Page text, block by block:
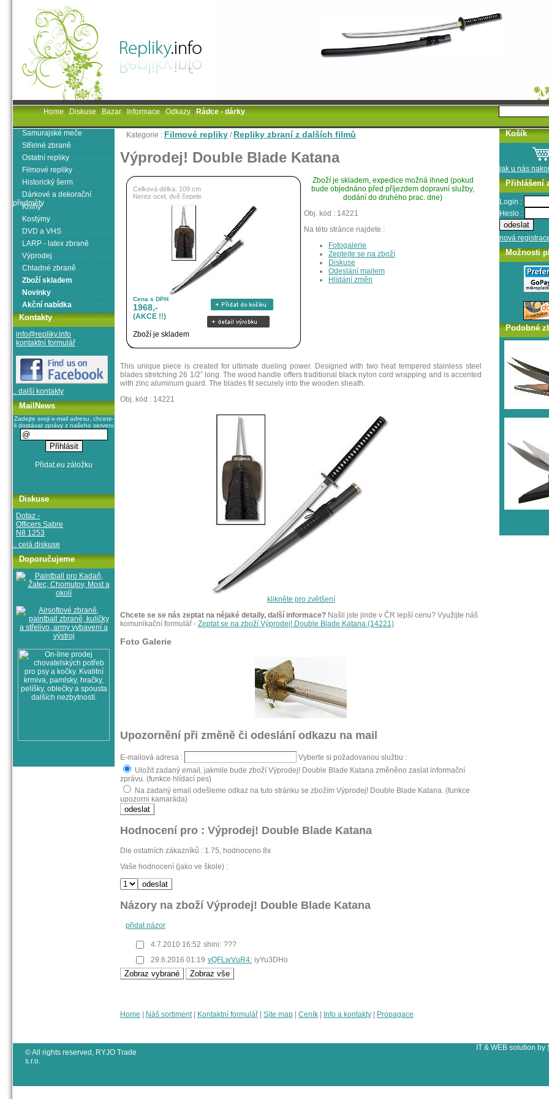
Kategorie : Filmové repliky / Repliky zbraní z dalších filmů
Výprodej! Double Blade Katana
Celková délka: 109 cm
Nerez ocel, dvě čepele
Cena s DPH
1968,-
(AKCE !!)
Zboží je skladem
Zboží je skladem, expedice možná ihned (pokud
bude objednáno před příjezdem dopravní služby,
dodání do druhého prac. dne)
Obj. kód : 14221
Na této stránce najdete :
Fotogalerie
Zeptejte se na zboží
Diskuse
Odeslání mailem
Hlídání změn
This unique piece is created for ultimate dueling power. Designed with two heat tempered stainless steel
blades stretching 26 1/2” long. The wood handle offers traditional black nylon cord wrapping and is accented
with zinc aluminum guard. The blades fit securely into the wooden sheath.
Obj. kód : 14221
klikněte pro zvětšení
Chcete se se nás zeptat na nějaké detaily, další informace? Našli jste jinde v ČR lepší cenu? Využijte náš
komunikační formulář - Zeptat se na zboží Výprodej! Double Blade Katana (14221)
Foto Galerie
Upozornění při změně či odeslání odkazu na mail
E-mailová adresa :
Vyberte si požadovanou službu :
Uložit zadaný email, jakmile bude zboží Výprodej! Double Blade Katana změněno zaslat informační
zprávu. (funkce hlídací pes)
Na zadaný email odešleme odkaz na tuto stránku se zbožím Výprodej! Double Blade Katana. (funkce
upozorni kamaráda)
Hodnocení pro : Výprodej! Double Blade Katana
Dle ostatních zákazníků : 1.75, hodnoceno 8x
Vaše hodnocení (jako ve škole) :
Názory na zboží Výprodej! Double Blade Katana
přidat názor
4.7.2010 16:52 shini: ???
29.6.2016 01:19 vQFLwVuR4: iyYu3DHo
Home | Náš sortiment| Kontaktní formulář | Site map | Ceník | Info a kontakty | Propagace
Samurajské meče
Střelné zbraně
Ostatní repliky
Filmové repliky
Historický šerm
Dárkové a dekorační
předměty
Knihy
Kostýmy
DVD a VHS
LARP - latex zbraně
Výprodej
Chladné zbraně
Zboží skladem
Novinky
Akční nabídka
Kontakty
info@repliky.info
kontaktní formulář
.. další kontakty
MailNews
Zadejte svoji e-mail adresu, chcete-
li dostávat zprávy z našeho serveru
Diskuse
Dotaz -
Officers Sabre
N8 1253
.. celá diskuse
Doporučujeme
Košík
jak u nás
Přihlášení
Login :
Heslo :
nová
Možnosti
Podobné
Home|Diskuse|Bazar|Informace|Odkazy|Rádce - dárky
© All rights reserved, RYJO Trade
s.r.o.
IT & WEB solution by